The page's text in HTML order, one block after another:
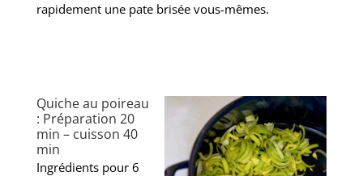
rapidement une pate brisée vous-mêmes.
Quiche au poireau
: Préparation 20
min – cuisson 40
min
Ingrédients pour 6